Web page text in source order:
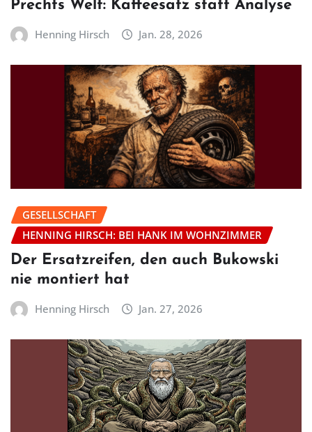
Prechts Welt: Kaffeesatz statt Analyse
Henning Hirsch Jan. 28, 2026
GESELLSCHAFT
HENNING HIRSCH: BEI HANK IM WOHNZIMMER
Der Ersatzreifen, den auch Bukowski
nie montiert hat
Henning Hirsch Jan. 27, 2026